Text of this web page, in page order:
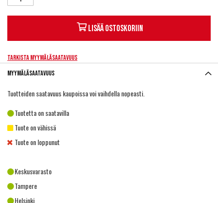
Lisää ostoskoriin
Tarkista myymäläsaatavuus
Myymäläsaatavuus
Tuotteiden saatavuus kaupoissa voi vaihdella nopeasti.
Tuotetta on saatavilla
Tuote on vähissä
Tuote on loppunut
Keskusvarasto
Tampere
Helsinki